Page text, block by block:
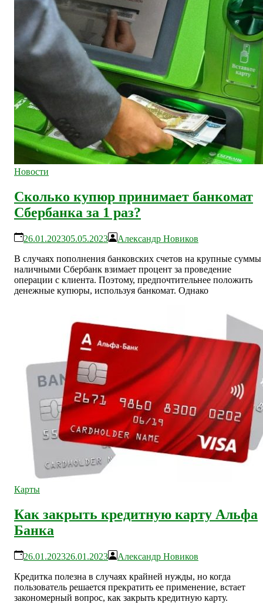
Новости
Сколько купюр принимает банкомат
Сбербанка за 1 раз?
26.01.202305.05.2023
Александр Новиков
В случаях пополнения банковских счетов на крупные суммы
наличными Сбербанк взимает процент за проведение
операции с клиента. Поэтому, предпочтительнее положить
денежные купюры, используя банкомат. Однако
Карты
Как закрыть кредитную карту Альфа
Банка
26.01.202326.01.2023
Александр Новиков
Кредитка полезна в случаях крайней нужды, но когда
пользователь решается прекратить ее применение, встает
закономерный вопрос, как закрыть кредитную карту.